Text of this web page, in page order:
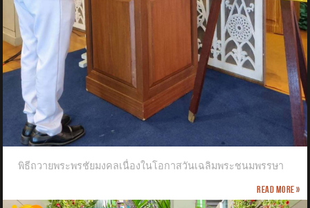
พิธีถวายพระพรชัยมงคลเนื่องในโอกาสวันเฉลิมพระชนมพรรษา
Read more »